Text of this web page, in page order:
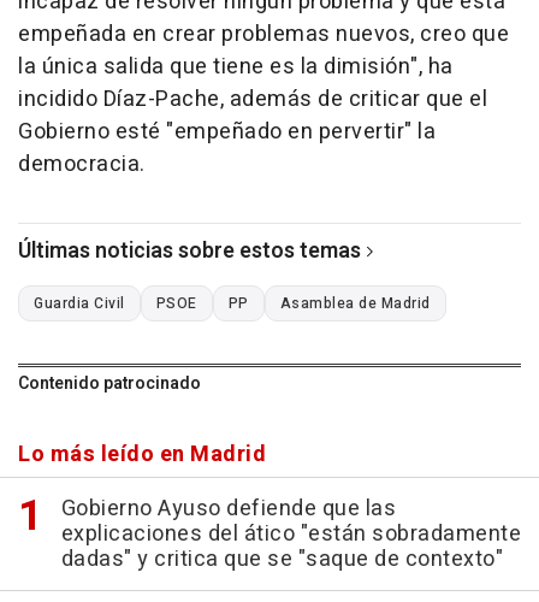
empeñada en crear problemas nuevos, creo que
la única salida que tiene es la dimisión", ha
incidido Díaz-Pache, además de criticar que el
Gobierno esté "empeñado en pervertir" la
democracia.
Últimas noticias sobre estos temas
Guardia Civil PSOE PP Asamblea de Madrid
Contenido patrocinado
Lo más leído en Madrid
Gobierno Ayuso defiende que las
explicaciones del ático "están sobradamente
dadas" y critica que se "saque de contexto"